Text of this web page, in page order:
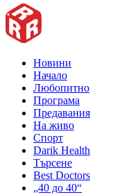
Новини
Начало
Любопитно
Програма
Предавания
На живо
Спорт
Darik Health
Търсене
Best Doctors
„40 до 40“